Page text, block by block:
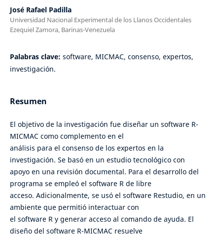
José Rafael Padilla
Universidad Nacional Experimental de los Llanos Occidentales
Ezequiel Zamora, Barinas-Venezuela
Palabras clave: software, MICMAC, consenso, expertos,
investigación.
Resumen
El objetivo de la investigación fue diseñar un software R-
MICMAC como complemento en el
análisis para el consenso de los expertos en la
investigación. Se basó en un estudio tecnológico con
apoyo en una revisión documental. Para el desarrollo del
programa se empleó el software R de libre
acceso. Adicionalmente, se usó el software Restudio, en un
ambiente que permitió interactuar con
el software R y generar acceso al comando de ayuda. El
diseño del software R-MICMAC resuelve